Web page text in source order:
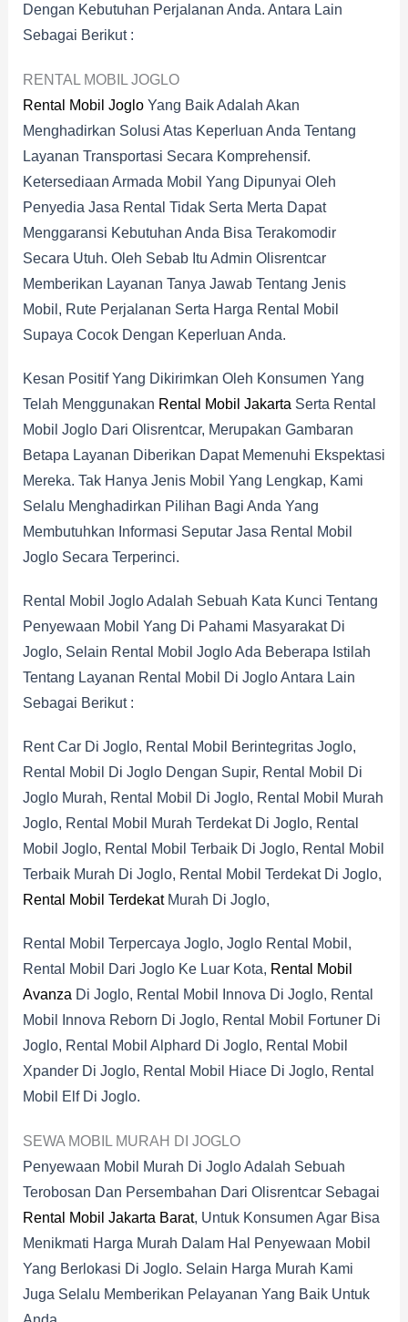
Dengan Kebutuhan Perjalanan Anda. Antara Lain
Sebagai Berikut :
RENTAL MOBIL JOGLO
Rental Mobil JogloYang Baik Adalah Akan
Menghadirkan Solusi Atas Keperluan Anda Tentang
Layanan Transportasi Secara Komprehensif.
Ketersediaan Armada Mobil Yang Dipunyai Oleh
Penyedia Jasa Rental Tidak Serta Merta Dapat
Menggaransi Kebutuhan Anda Bisa Terakomodir
Secara Utuh. Oleh Sebab Itu Admin Olisrentcar
Memberikan Layanan Tanya Jawab Tentang Jenis
Mobil, Rute Perjalanan Serta Harga Rental Mobil
Supaya Cocok Dengan Keperluan Anda.
Kesan Positif Yang Dikirimkan Oleh Konsumen Yang
Telah Menggunakan Rental Mobil Jakarta Serta Rental
Mobil Joglo Dari Olisrentcar, Merupakan Gambaran
Betapa Layanan Diberikan Dapat Memenuhi Ekspektasi
Mereka. Tak Hanya Jenis Mobil Yang Lengkap, Kami
Selalu Menghadirkan Pilihan Bagi Anda Yang
Membutuhkan Informasi Seputar Jasa Rental Mobil
Joglo Secara Terperinci.
Rental Mobil Joglo Adalah Sebuah Kata Kunci Tentang
Penyewaan Mobil Yang Di Pahami Masyarakat Di
Joglo, Selain Rental Mobil Joglo Ada Beberapa Istilah
Tentang Layanan Rental Mobil Di Joglo Antara Lain
Sebagai Berikut :
Rent Car Di Joglo, Rental Mobil Berintegritas Joglo,
Rental Mobil Di Joglo Dengan Supir, Rental Mobil Di
Joglo Murah, Rental Mobil Di Joglo, Rental Mobil Murah
Joglo, Rental Mobil Murah Terdekat Di Joglo, Rental
Mobil Joglo, Rental Mobil Terbaik Di Joglo, Rental Mobil
Terbaik Murah Di Joglo, Rental Mobil Terdekat Di Joglo,
Rental Mobil TerdekatMurah Di Joglo,
Rental Mobil Terpercaya Joglo, Joglo Rental Mobil,
Rental Mobil Dari Joglo Ke Luar Kota, Rental Mobil
Avanza Di Joglo, Rental Mobil Innova Di Joglo, Rental
Mobil Innova Reborn Di Joglo, Rental Mobil Fortuner Di
Joglo, Rental Mobil Alphard Di Joglo, Rental Mobil
Xpander Di Joglo, Rental Mobil Hiace Di Joglo, Rental
Mobil Elf Di Joglo.
SEWA MOBIL MURAH DI JOGLO
Penyewaan Mobil Murah Di Joglo Adalah Sebuah
Terobosan Dan Persembahan Dari Olisrentcar Sebagai
Rental Mobil Jakarta Barat, Untuk Konsumen Agar Bisa
Menikmati Harga Murah Dalam Hal Penyewaan Mobil
Yang Berlokasi Di Joglo. Selain Harga Murah Kami
Juga Selalu Memberikan Pelayanan Yang Baik Untuk